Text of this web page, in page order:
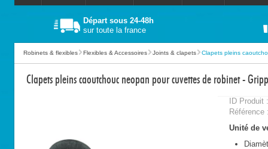
Départ sous 24-48h
sur toute la france
Robinets & flexibles Flexibles & Accessoires Joints & clapets Clapets pleins
Clapets pleins caoutchouc neopan pour cuvettes de robinet -
ID Produit
Unité de